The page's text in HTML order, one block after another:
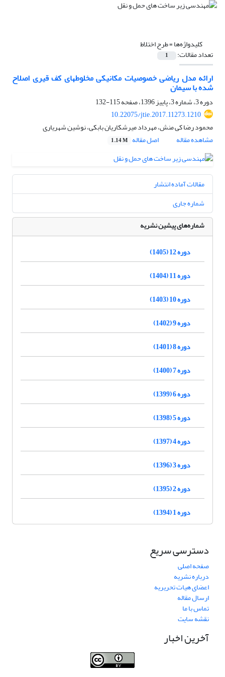
کلیدواژه‌ها =طرح اختلاط
تعداد مقالات: 1
ارائه مدل ریاضی خصوصیات مکانیکی مخلوط‏های کف قیری اصلاح
شده با سیمان
دوره 3، شماره 3، پاییز 1396، صفحه
115-132
10.22075/jtie.2017.11273.1210
محمود رضا کی منش، مهرداد میرشکاریان بابکی، نوشین شهریاری
مشاهده مقاله
اصل مقاله 1.14 M
مقالات آماده انتشار
شماره جاری
شماره‌های پیشین نشریه
دوره 12 (1405)
دوره 11 (1404)
دوره 10 (1403)
دوره 9 (1402)
دوره 8 (1401)
دوره 7 (1400)
دوره 6 (1399)
دوره 5 (1398)
دوره 4 (1397)
دوره 3 (1396)
دوره 2 (1395)
دوره 1 (1394)
دسترسی سریع
صفحه اصلی
درباره نشریه
اعضای هیات تحریریه
ارسال مقاله
تماس با ما
نقشه سایت
آخرین اخبار